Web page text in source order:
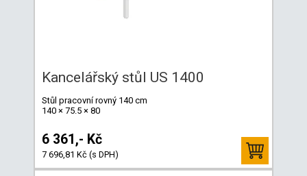
Kancelářský stůl US 1400
Stůl pracovní rovný 140 cm
140 × 75.5 × 80
6 361,- Kč
7 696,81 Kč (s DPH)